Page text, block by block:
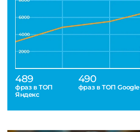
489
фраз в ТОП
Яндекс
490
фраз в ТОП Google